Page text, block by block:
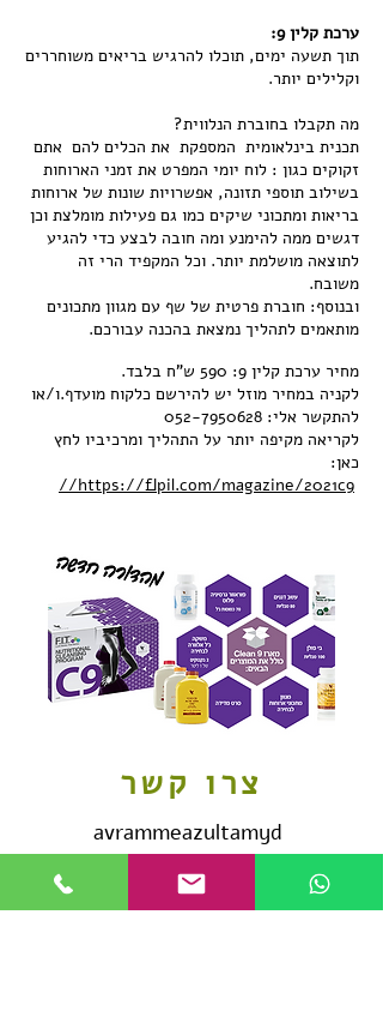
ערכת קלין 9:
תוך תשעה ימים, תוכלו להרגיש בריאים משוחררים
וקלילים יותר.
מה תקבלו בחוברת הנלווית?
תכנית בינלאומית המספקת את הכלים להם אתם
זקוקים כגון : לוח יומי המפרט את זמני הארוחות
בשילוב תוספי תזונה, אפשרויות שונות של ארוחות
בריאות ומתכוני שיקים כמו גם פעילות מומלצת וכן
דגשים ממה להימנע ומה חובה לבצע כדי להגיע
לתוצאה מושלמת יותר. וכל המקפיד הרי זה
משובח.
ובנוסף: חוברת פרטית של שף עם מגוון מתכונים
מותאמים לתהליך נמצאת בהכנה עבורכם.
מחיר ערכת קלין 9: 590 ש"ח בלבד.
לקניה במחיר מוזל יש להירשם כלקוח מועדף.ו/או
להתקשר אלי: 052-7950628
לקריאה מקיפה יותר על התהליך ומרכיביו לחץ
כאן:
https://flpil.com/magazine/2021c9//
צרו קשר
avrammeazultamyd
0527950628